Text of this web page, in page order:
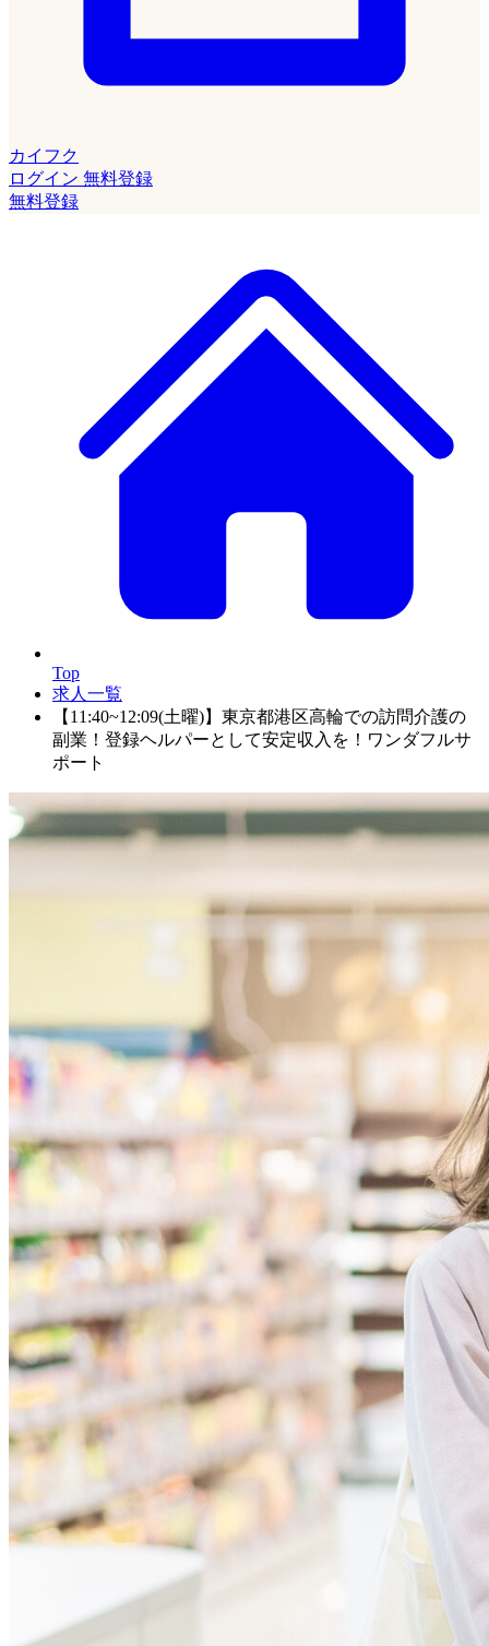
カイフク
ログイン 無料登録
無料登録
Top
求人一覧
【11:40~12:09(土曜)】東京都港区高輪での訪問介護の
副業！登録ヘルパーとして安定収入を！ワンダフルサ
ポート